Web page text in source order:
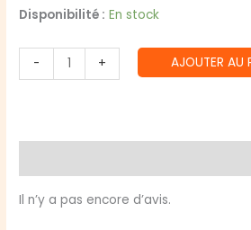
Disponibilité : En stock
-
quantité
de
+ AJOUTER AU
Il n’y a pas encore d’avis.